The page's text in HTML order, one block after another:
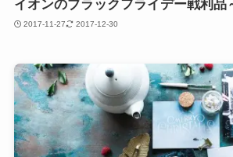
イオンのブラックフライデー戦利品
2017-11-27 2017-12-30